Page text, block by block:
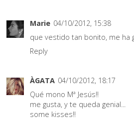
Marie 04/10/2012, 15:38
que vestido tan bonito, me ha
Reply
ÀGATA 04/10/2012, 18:17
Qué mono Mª Jesús!!
me gusta, y te queda genial...
some kisses!!